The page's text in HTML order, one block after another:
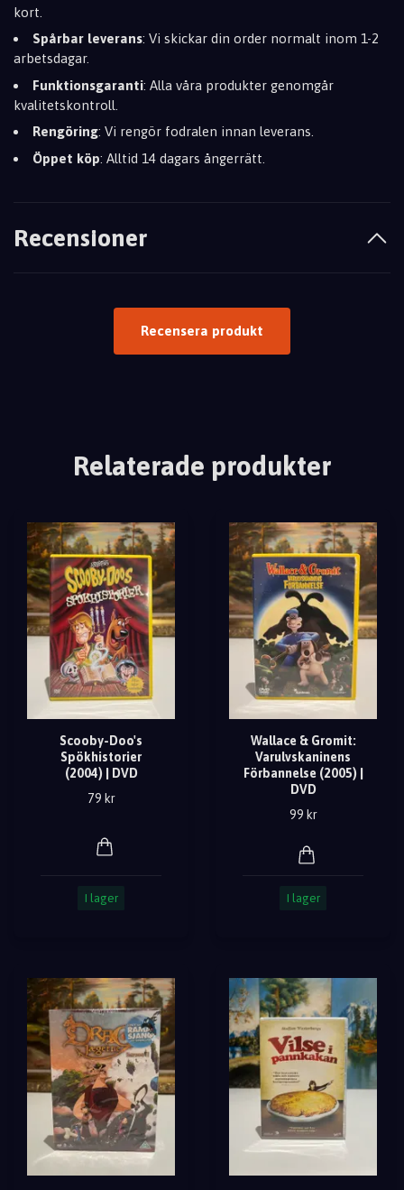
kort.
Spårbar leverans: Vi skickar din order normalt inom 1-2
arbetsdagar.
Funktionsgaranti: Alla våra produkter genomgår
kvalitetskontroll.
Rengöring: Vi rengör fodralen innan leverans.
Öppet köp: Alltid 14 dagars ångerrätt.
Recensioner
Recensera produkt
Relaterade produkter
Scooby-Doo's
Spökhistorier
(2004) | DVD
79 kr
I lager
Wallace & Gromit:
Varulvskaninens
Förbannelse (2005) |
DVD
99 kr
I lager